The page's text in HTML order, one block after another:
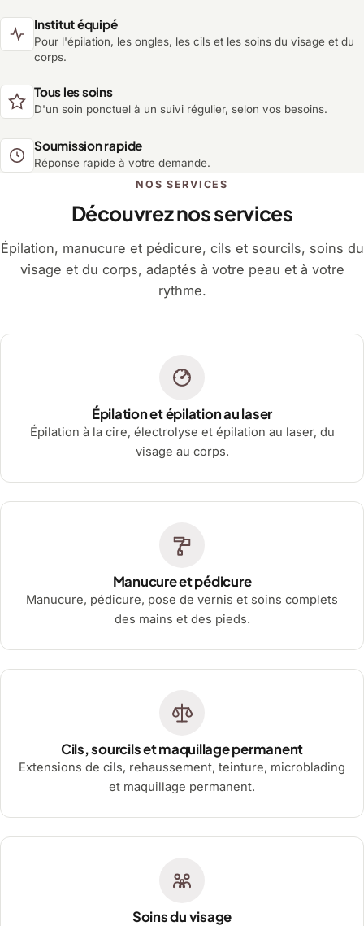
Institut équipé
Pour l'épilation, les ongles, les cils et les soins du visage et du
corps.
Tous les soins
D'un soin ponctuel à un suivi régulier, selon vos besoins.
Soumission rapide
Réponse rapide à votre demande.
NOS SERVICES
Découvrez nos services
Épilation, manucure et pédicure, cils et sourcils, soins du
visage et du corps, adaptés à votre peau et à votre
rythme.
Épilation et épilation au laser
Épilation à la cire, électrolyse et épilation au laser, du
visage au corps.
Manucure et pédicure
Manucure, pédicure, pose de vernis et soins complets
des mains et des pieds.
Cils, sourcils et maquillage permanent
Extensions de cils, rehaussement, teinture, microblading
et maquillage permanent.
Soins du visage